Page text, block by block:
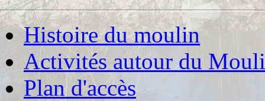
Histoire du moulin
Activités autour du
Plan d'accès